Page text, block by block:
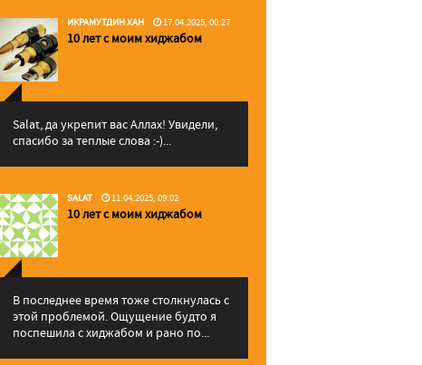
ИКРАМУТДИН ХАН 17.04.2025, 00:27
10 лет с моим хиджабом
Salat, да укрепит вас Аллаx! Увидели,
спасибо за теплые слова :-)...
SALAT 11.04.2025, 09:02
10 лет с моим хиджабом
В последнее время тоже столкнулась с
этой проблемой. Ощущение будто я
поспешила с хиджабом и рано по...